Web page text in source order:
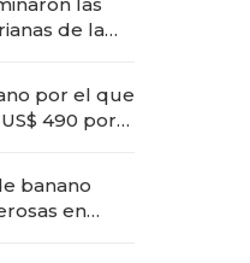
de la
por el que
490 por
banano
en